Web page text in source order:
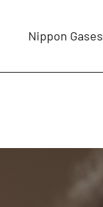
Nippon Gases